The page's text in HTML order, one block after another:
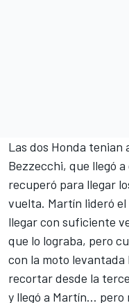
Las dos Honda tenian
Bezzecchi, que llegó
recuperó para llegar
vuelta. Martín lideró
llegar con suficiente
que lo lograba, pero
con la moto
recortar desde la
y llegó a Martín… pero